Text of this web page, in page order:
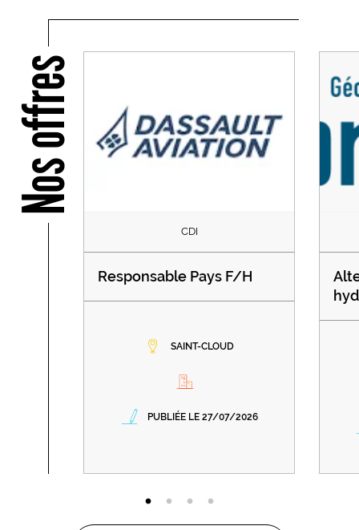
Nos offres
CDI
Responsable Pays F/H
SAINT-CLOUD
PUBLIÉE LE 27/07/2026